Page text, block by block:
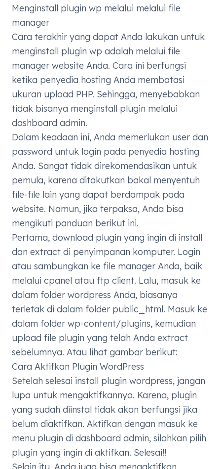
Menginstall plugin wp melalui melalui file
manager
Cara terakhir yang dapat Anda lakukan untuk
menginstall plugin wp adalah melalui file
manager website Anda. Cara ini berfungsi
ketika penyedia hosting Anda membatasi
ukuran upload PHP. Sehingga, menyebabkan
tidak bisanya menginstall plugin melalui
dashboard admin.
Dalam keadaan ini, Anda memerlukan user dan
password untuk login pada penyedia hosting
Anda. Sangat tidak direkomendasikan untuk
pemula, karena ditakutkan bakal menyentuh
file-file lain yang dapat berdampak pada
website. Namun, jika terpaksa, Anda bisa
mengikuti panduan berikut ini.
Pertama, download plugin yang ingin di install
dan extract di penyimpanan komputer. Login
atau sambungkan ke file manager Anda, baik
melalui cpanel atau ftp client. Lalu, masuk ke
dalam folder wordpress Anda, biasanya
terletak di dalam folder public_html. Masuk ke
dalam folder wp-content/plugins, kemudian
upload file plugin yang telah Anda extract
sebelumnya. Atau lihat gambar berikut:
Cara Aktifkan Plugin WordPress
Setelah selesai install plugin wordpress, jangan
lupa untuk mengaktifkannya. Karena, plugin
yang sudah diinstal tidak akan berfungsi jika
belum diaktifkan. Aktifkan dengan masuk ke
menu plugin di dashboard admin, silahkan pilih
plugin yang ingin di aktifkan. Selesai!!